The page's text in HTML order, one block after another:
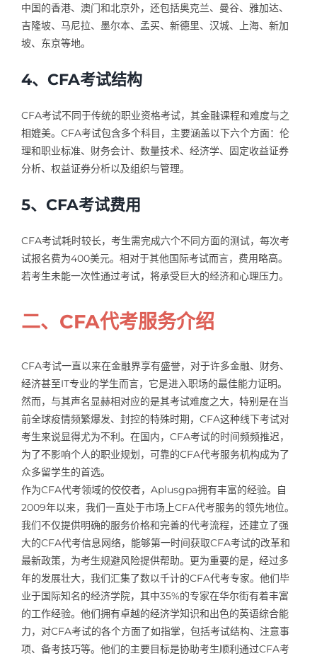
中国的香港、澳门和北京外，还包括奥克兰、曼谷、雅加达、
吉隆坡、马尼拉、墨尔本、孟买、新德里、汉城、上海、新加
坡、东京等地。
4、CFA考试结构
CFA考试不同于传统的职业资格考试，其金融课程和难度与之
相媲美。CFA考试包含多个科目，主要涵盖以下六个方面：伦
理和职业标准、财务会计、数量技术、经济学、固定收益证券
分析、权益证券分析以及组织与管理。
5、CFA考试费用
CFA考试耗时较长，考生需完成六个不同方面的测试，每次考
试报名费为400美元。相对于其他国际考试而言，费用略高。
若考生未能一次性通过考试，将承受巨大的经济和心理压力。
二、CFA代考服务介绍
CFA考试一直以来在金融界享有盛誉，对于许多金融、财务、
经济甚至IT专业的学生而言，它是进入职场的最佳能力证明。
然而，与其声名显赫相对应的是其考试难度之大，特别是在当
前全球疫情频繁爆发、封控的特殊时期，CFA这种线下考试对
考生来说显得尤为不利。在国内，CFA考试的时间频频推迟，
为了不影响个人的职业规划，可靠的CFA代考服务机构成为了
众多留学生的首选。
作为CFA代考领域的佼佼者，Aplusgpa拥有丰富的经验。自
2009年以来，我们一直处于市场上CFA代考服务的领先地位。
我们不仅提供明确的服务价格和完善的代考流程，还建立了强
大的CFA代考信息网络，能够第一时间获取CFA考试的改革和
最新政策，为考生规避风险提供帮助。更为重要的是，经过多
年的发展壮大，我们汇集了数以千计的CFA代考专家。他们毕
业于国际知名的经济学院，其中35%的专家在华尔街有着丰富
的工作经验。他们拥有卓越的经济学知识和出色的英语综合能
力，对CFA考试的各个方面了如指掌，包括考试结构、注意事
项、备考技巧等。他们的主要目标是协助考生顺利通过CFA考